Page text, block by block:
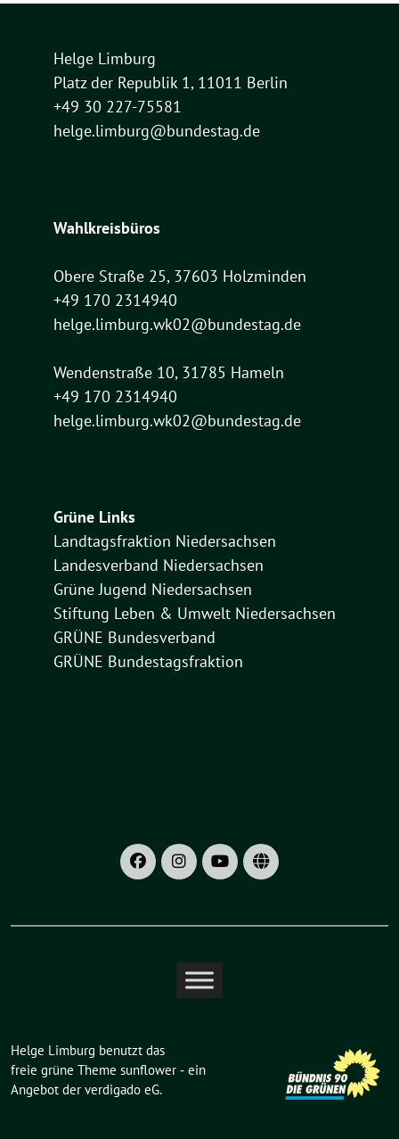
Helge Limburg
Platz der Republik 1, 11011 Berlin
+49 30 227-75581
helge.limburg@bundestag.de
Wahlkreisbüros
Obere Straße 25, 37603 Holzminden
+49 170 2314940
helge.limburg.wk02@bundestag.de
Wendenstraße 10, 31785 Hameln
+49 170 2314940
helge.limburg.wk02@bundestag.de
Grüne Links
Landtagsfraktion Niedersachsen
Landesverband Niedersachsen
Grüne Jugend Niedersachsen
Stiftung Leben & Umwelt Niedersachsen
GRÜNE Bundesverband
GRÜNE Bundestagsfraktion
Helge Limburg benutzt das
freie grüne Theme sunflower ‐ ein
Angebot der verdigado eG.